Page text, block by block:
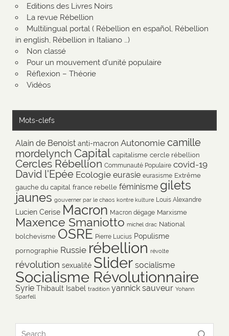
Editions des Livres Noirs
La revue Rébellion
Multilingual portal ( Rébellion en español, Rébellion
in english, Rébellion in Italiano …)
Non classé
Pour un mouvement d'unité populaire
Réflexion – Théorie
Vidéos
Mots-clefs
Alain de Benoist anti-macron Autonomie camille
mordelynch Capital capitalisme cercle rébellion
Cercles Rébellion Communauté Populaire covid-19
David l'Epée Ecologie eurasie eurasisme Extrême
gauche du capital france rebelle féminisme gilets
jaunes gouverner par le chaos kontre kulture Louis Alexandre
Lucien Cerise Macron Macron dégage Marxisme
Maxence Smaniotto michel drac National
bolchevisme OSRE Pierre Lucius Populisme
pornographie Russie rébellion révolte
révolution sexualité Slider socialisme
Socialisme Révolutionnaire
Syrie Thibault Isabel tradition yannick sauveur Yohann
Sparfell